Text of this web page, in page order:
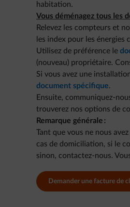
habitation.
Vous déménagez tous les
Relevez les compteurs et
les index pour les énergies
Utilisez de préférence le
(nouveau) propriétaire.
Si vous avez une
document spécifique.
Ensuite, communiquez-
trouverez nos options de
Remarque générale :
Tant que vous ne nous
cas de domiciliation, si le
sinon, contactez-nous.
Demander une facture de